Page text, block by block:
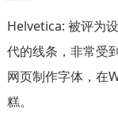
Helvetica: 被评为
代的线条，非常受
网页制作字体，在
糕。